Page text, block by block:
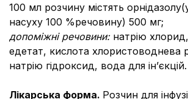
100 мл розчину містять
насуху 100 %речовину) 500 мг;
допоміжні речовини: натрію
едетат, кислота хлористоводнева
натрію гідроксид, вода для ін’єкцій.
Лікарська форма. Розчин для